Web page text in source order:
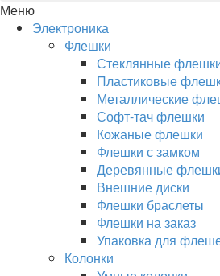
Меню
Электроника
Флешки
Стеклянные
Пластиковые
Металлические
Софт-тач флешки
Кожаные флешки
Флешки с замком
Деревянные
Внешние диски
Флешки браслеты
Флешки на заказ
Упаковка для
Колонки